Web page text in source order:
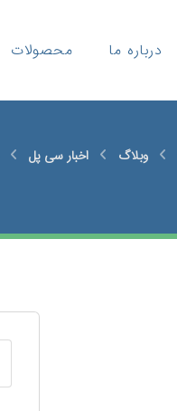
درباره ما محصولات
وبلاگ اخبار سی پل